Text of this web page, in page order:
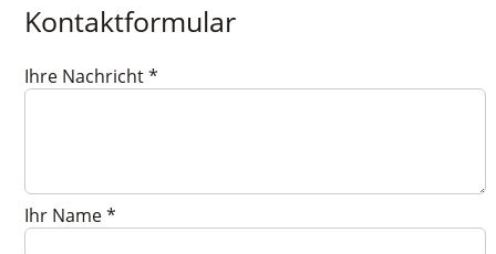
Kontaktformular
Ihre Nachricht*
Ihr Name*